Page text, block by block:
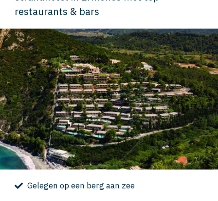
restaurants & bars
Gelegen op een berg aan zee